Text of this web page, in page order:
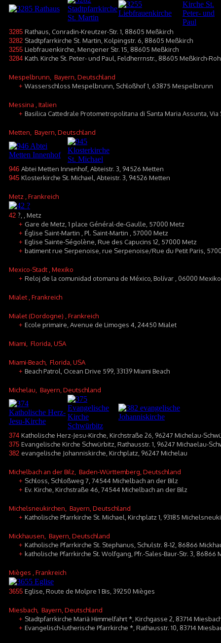
3285 Rathaus, Conradin-Kreutzer-Str. 1, 88605 Meßkirch
3282 Stadtpfarrkirche St. Martin, Kolpingstr. 6, 88605 Meßkirch
3255 Liebfrauenkirche, Mengener Str. 15, 88605 Meßkirch
3284 Kath. Kirche St. Peter- und Paul, Feldherrnstr., 88605 Meßkirch-
Mespelbrunn , Bayern, Deutschland
+ Wasserschloss Mespelbrunn, Schloßhof 1, 63875 Mespelbrunn
Messina , Italien
+ Basilica Cattedrale Protometropolitana di Santa Maria Assunta, Via
Metten , Bayern, Deutschland
946 Abtei Metten Innenhof, Abteistr. 3, 94526 Metten
945 Klosterkirche St. Michael, Abteistr. 3, 94526 Metten
Metz , Frankreich
42 ?, , Metz
+ Gare de Metz, 1 place Général-de-Gaulle, 57000 Metz
+ Église Saint-Martin , Pl. Saint-Martin , 57000 Metz
+ Eglise Sainte-Ségolène, Rue des Capucins 12, 57000 Metz
+ batiment rue Serpenoise, rue Serpenoise/Rue du Petit Paris,
Mexico-Stadt , Mexiko
+ Reloj de la comunidad otomana de México, Bolívar , 06000
Mialet , Frankreich
Mialet (Dordogne) , Frankreich
+ Ecole primaire, Avenue de Limoges 4, 24450 Mialet
Miami , Florida, USA
Miami-Beach , Florida, USA
+ Beach Patrol, Ocean Drive 599, 33139 Miami Beach
Michelau , Bayern, Deutschland
374 Katholische Herz-Jesu-Kirche, Kirchstraße 26, 96247 Michelau-
375 Evangelische Kirche Schwürbitz, Rathausstr. 1, 96247 Michaelau-
382 evangelische Johanniskirche, Kirchplatz, 96247 Michelau
Michelbach an der Bilz , Baden-Württemberg, Deutschland
+ Schloss, Schloßweg 7, 74544 Michelbach an der Bilz
+ Ev. Kirche, Kirchstraße 46, 74544 Michelbach an der Bilz
Michelsneukirchen , Bayern, Deutschland
+ Katholische Pfarrkirche St. Michael, Kirchplatz 1, 93185
Mickhausen , Bayern, Deutschland
+ Katholische Pfarrkirche St. Stephanus, Schulstr. 8-12, 86866
+ katholische Pfarrkirche St. Wolfgang, Pfr.-Sales-Baur-Str. 3, 86866
Mièges , Frankreich
3655 Eglise, Route de Molpre 1 Bis, 39250 Mièges
Miesbach , Bayern, Deutschland
+ Stadtpfarrkirche Mariä Himmelfahrt *, Kirchgasse 2, 83714
+ Evangelisch-lutherische Pfarrkirche *, Rathausstr. 10, 83714